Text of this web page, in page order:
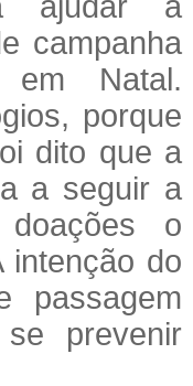
campanha
Natal.
porque
dito que a
a seguir a
o
intenção do
passagem
prevenir